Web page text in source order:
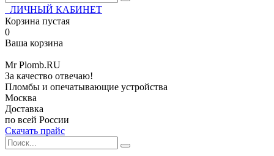
ЛИЧНЫЙ КАБИНЕТ
Корзина пустая
0
Ваша корзина
MrPlomb.RU
За качество отвечаю!
Пломбы и опечатывающие устройства
Москва
Доставка
по всей России
Скачать прайс